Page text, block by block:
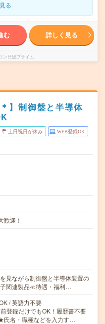
る
む 詳しく見る
ン日総プライム
】制御盤と半導体
土日祝日が休み WEB登録OK
歓迎！
見ながら制御盤と半導体装置の
関連製品≪待遇・福利…
/ 英語力不要
登録だけでもOK！履歴書不要
氏名・職種などを入力す…